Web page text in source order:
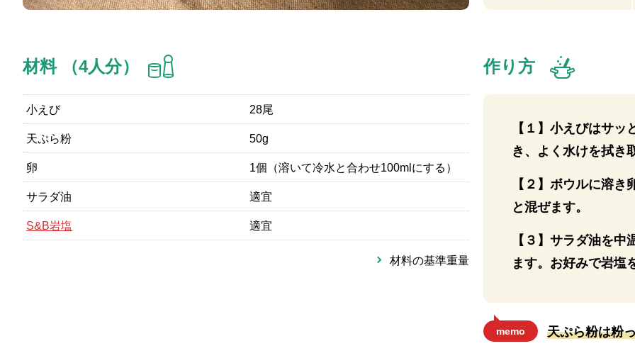
材料 （4人分）
小えび 28尾
天ぷら粉 50g
卵 1個（溶いて冷水と合わせ100mlにする）
サラダ油 適宜
S&B岩塩 適宜
材料の基準重量
作り方
【１】小えびはサ
き、よく水けを拭き
【２】ボウルに溶
と混ぜます。
【３】サラダ油を
ます。お好みで岩塩
memo
天ぷら粉は粉